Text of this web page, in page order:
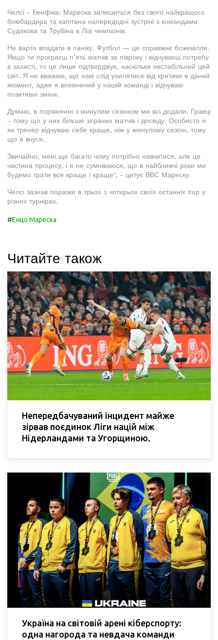
Челсі - Бенфіка: Мареска залишиться без свого найкращого
бомбардира та капітана напередодні зустрічі з командами
Судакова та Трубіна в Лізі чемпіонів.
Не варто впадати в паніку. Футбол — це справжнє божевілля.
Якщо ти програєш п’ять матчів за півроку і відчуваєш потребу
в захисті, то це лише підтверджує, наскільки нестабільний цей
світ. Я не вважаю, що нам слід ухилятися від критики в даний
момент, адже я впевнений у нашій команді і відчуваю
позитивні зміни.
Думаю, в порівнянні з минулим сезоном ми всі додали. Гравці
- тому що у них більше зіграних матчів і досвіду. Особисто я
як тренер відчуваю себе краще, ніж у минулому сезоні, тому
що я вчуся.
Звичайно, мені ще багато чому потрібно навчитися, але це
частина процесу, і я не сумніваюся, що в найближчі роки ми
будемо грати все краще і краще", - цитує ВВС Мареску.
Челсі зазнав поразки в трьох з чотирьох своїх останніх ігор у
різних турнірах.
#Енцо Мареска
Читайте також
Непередбачуваний інцидент майже
зірвав поєдинок Ліги націй між
Нідерландами та Угорщиною.
Україна на світовій арені кіберспорту:
одна нагорода та невдача команди